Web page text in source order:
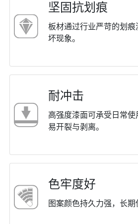
坚固抗划痕
板材通过⾏业严苛的划
坏现象。
耐冲击
⾼强度漆⾯可承受⽇常
易开裂与剥离。
⾊牢度好
图案颜⾊持久⼒强，⻓期